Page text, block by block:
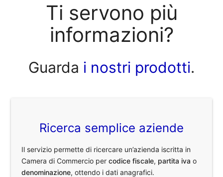
Ti servono più
informazioni?
Guarda i nostri prodotti.
Ricerca semplice aziende
Il servizio permette di ricercare un’azienda iscritta in
Camera di Commercio percodice fiscale, partita iva o
denominazione, ottendo i dati anagrafici.